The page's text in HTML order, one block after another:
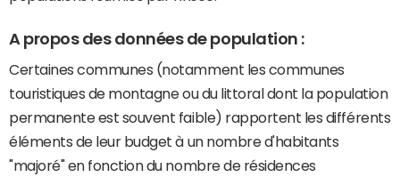
A propos des données de population :
Certaines communes (notamment les communes
touristiques de montagne ou du littoral dont la population
permanente est souvent faible) rapportent les différents
éléments de leur budget à un nombre d'habitants
"majoré" en fonction du nombre de résidences